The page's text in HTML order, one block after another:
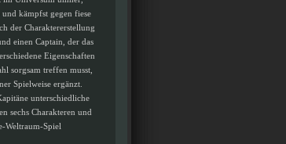
kämpfst gegen fiese
der Charaktererstellung
einen Captain, der das
Eigenschaften
sorgsam treffen musst,
Spielweise ergänzt.
unterschiedliche
sechs Charakteren und
Weltraum-Spiel